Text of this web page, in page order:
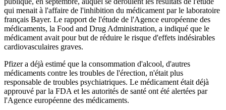
qui menait à l'affaire de l'inhibition du médicament par le laboratoire
français Bayer. Le rapport de l'étude de l'Agence européenne des
médicaments, la Food and Drug Administration, a indiqué que le
médicament avait pour but de réduire le risque d'effets indésirables
cardiovasculaires graves.
Pfizer a déjà estimé que la consommation d'alcool, d'autres
médicaments contre les troubles de l'érection, n'était plus
responsable de troubles psychiatriques. Le médicament était déjà
approuvé par la FDA et les autorités de santé ont été alertées par
l'Agence européenne des médicaments.